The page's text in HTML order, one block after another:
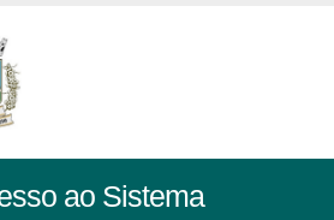
ao Sistema